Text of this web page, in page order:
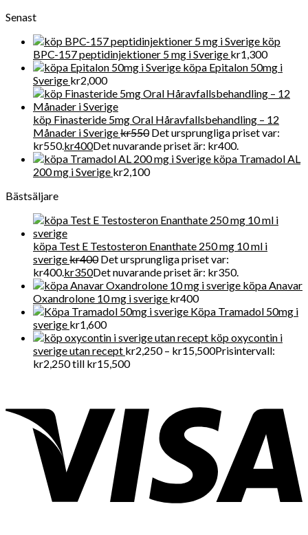
Senast
köp
BPC-157 peptidinjektioner 5 mg i Sverige kr1,300
köpa Epitalon 50mg i
Sverige kr2,000
köp Finasteride 5mg Oral Håravfallsbehandling – 12
Månader i Sverigekr550 Det ursprungliga priset var:
kr550.kr400Det nuvarande priset är: kr400.
köpa Tramadol AL
200 mg i Sverige kr2,100
Bästsäljare
köpa Test E Testosteron Enanthate 250 mg 10 ml i
sverigekr400 Det ursprungliga priset var:
kr400.kr350Det nuvarande priset är: kr350.
köpa Anavar
Oxandrolone 10 mg i sverige kr400
Köpa Tramadol 50mg i
sverige kr1,600
köp oxycontin i
sverige utan recept kr2,250 – kr15,500Prisintervall:
kr2,250 till kr15,500